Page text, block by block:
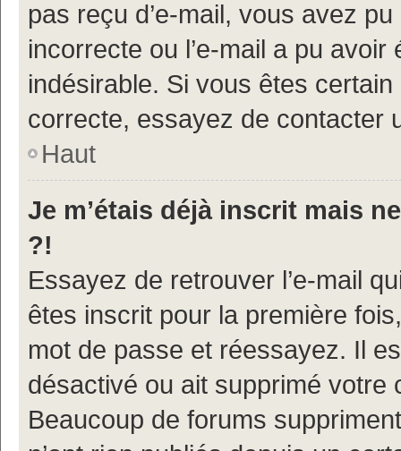
pas reçu d’e-mail, vous avez
incorrecte ou l’e-mail a pu
indésirable. Si vous êtes
correcte, essayez de contacter
Haut
Je m’étais déjà inscrit mais
?!
Essayez de retrouver l’e-mail
êtes inscrit pour la première
mot de passe et réessayez. Il
désactivé ou ait supprimé votre
Beaucoup de forums